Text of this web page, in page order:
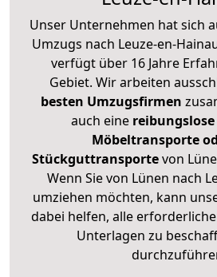
Unser Unternehmen hat sich
Umzugs nach Leuze-en-
verfügt über 16 Jahre
Gebiet. Wir arbeiten
besten Umzugsfirmen
auch eine
Möbeltransporte
Stückguttransportevon
Wenn Sie von Lünen nach
umziehen möchten, kann
dabei helfen, alle
Unterlagen zu